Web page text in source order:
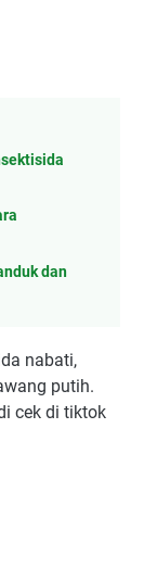
dan
nabati,
putih.
cek di tiktok